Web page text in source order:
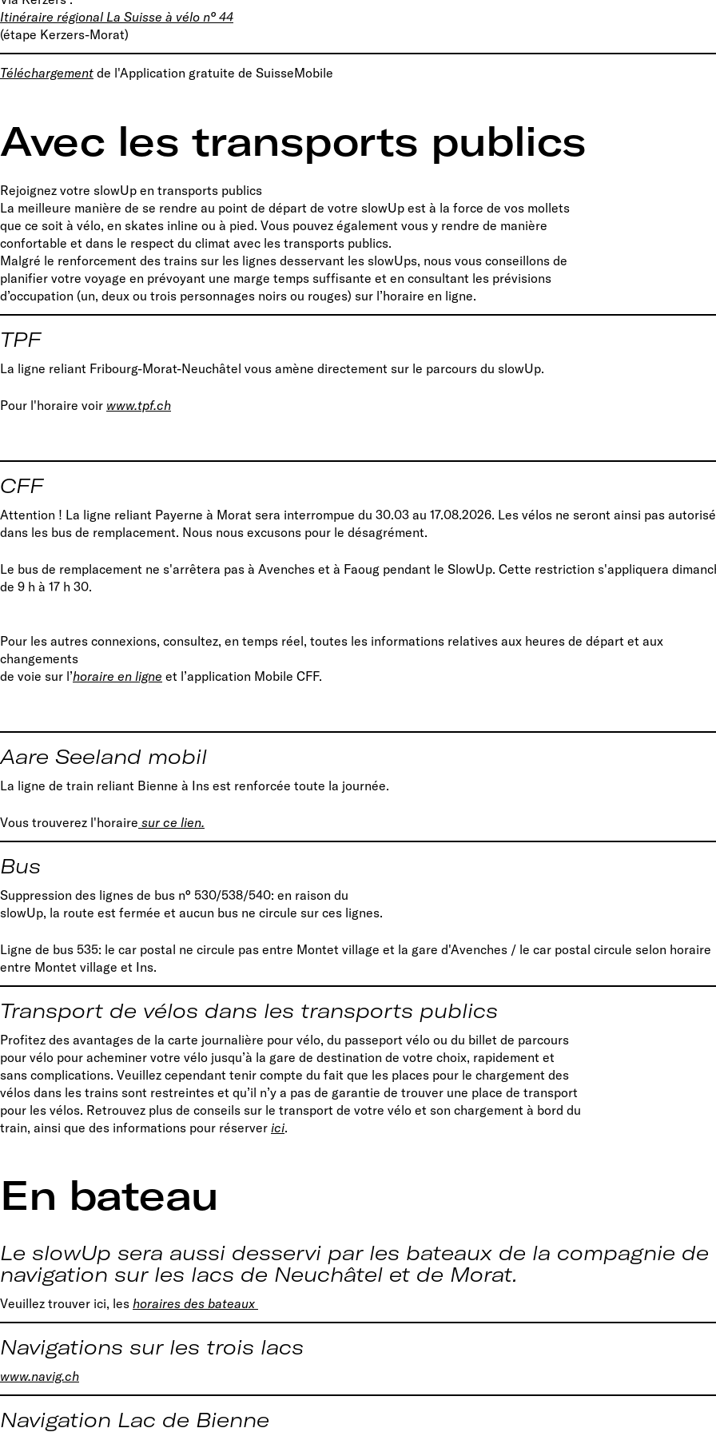
Itinéraire régional La Suisse à vélo n° 44
(étape Kerzers-Morat)
Téléchargement de l'Application gratuite de SuisseMobile
Avec les transports publics
Rejoignez votre slowUp en transports publics
La meilleure manière de se rendre au point de départ de votre slowUp est à la force de vos mollets
que ce soit à vélo, en skates inline ou à pied. Vous pouvez également vous y rendre de manière
confortable et dans le respect du climat avec les transports publics.
Malgré le renforcement des trains sur les lignes desservant les slowUps, nous vous conseillons de
planifier votre voyage en prévoyant une marge temps suffisante et en consultant les prévisions
d’occupation (un, deux ou trois personnages noirs ou rouges) sur l’horaire en ligne.
TPF
La ligne reliant Fribourg-Morat-Neuchâtel vous amène directement sur le parcours du slowUp.
Pour l'horaire voir www.tpf.ch
CFF
Attention ! La ligne reliant Payerne à Morat sera interrompue du 30.03 au 17.08.2026. Les vélos ne seront ainsi pas
dans les bus de remplacement. Nous nous excusons pour le désagrément.
Le bus de remplacement ne s'arrêtera pas à Avenches et à Faoug pendant le SlowUp. Cette restriction s'appliquera
de 9 h à 17 h 30.
Pour les autres connexions, consultez, en temps réel, toutes les informations relatives aux heures de départ et aux
changements
de voie sur l’horaire en ligne et l’application Mobile CFF.
Aare Seeland mobil
La ligne de train reliant Bienne à Ins est renforcée toute la journée.
Vous trouverez l'horaire sur ce lien.
Bus
Suppression des lignes de bus n° 530/538/540: en raison du
slowUp, la route est fermée et aucun bus ne circule sur ces lignes.
Ligne de bus 535: le car postal ne circule pas entre Montet village et la gare d'Avenches / le car postal circule selon horaire
entre Montet village et Ins.
Transport de vélos dans les transports publics
Profitez des avantages de la carte journalière pour vélo, du passeport vélo ou du billet de parcours
pour vélo pour acheminer votre vélo jusqu’à la gare de destination de votre choix, rapidement et
sans complications. Veuillez cependant tenir compte du fait que les places pour le chargement des
vélos dans les trains sont restreintes et qu’il n’y a pas de garantie de trouver une place de transport
pour les vélos. Retrouvez plus de conseils sur le transport de votre vélo et son chargement à bord du
train, ainsi que des informations pour réserver ici.
En bateau
Le slowUp sera aussi desservi par les bateaux de la compagnie de
navigation sur les lacs de Neuchâtel et de Morat.
Veuillez trouver ici, les horaires des bateaux
Navigations sur les trois lacs
www.navig.ch
Navigation Lac de Bienne